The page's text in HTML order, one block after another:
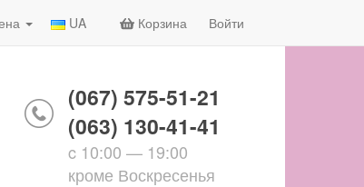
Корзина Войти
UA
(067) 575-51-21
(063) 130-41-41
c 10:00 — 19:00
кроме Воскресенья